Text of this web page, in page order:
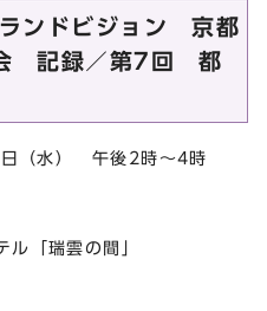
ンドビジョン 京都
記録／第7回 都
水） 午後2時～4時
「瑞雲の間」